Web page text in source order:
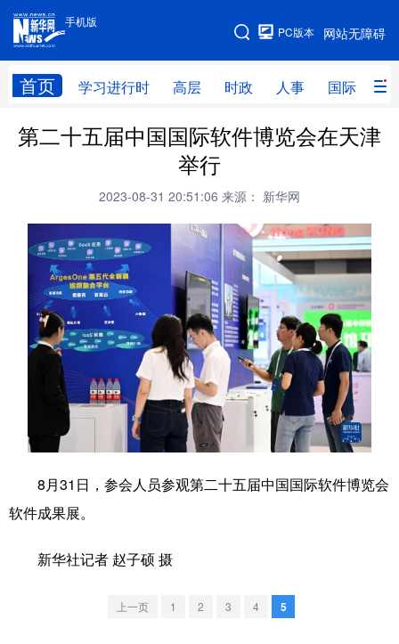
手机版
网站无障碍
PC版本
首页 学习进行时 高层 时政 人事 国际 财
手机版
网站地图
学习进行时 高层 时政 人事
全球连线
科技 科创 量子 体育
文化 健康 军事
访谈 视频 图片 政务
法律 中央文件 金融 汽车
食品 人居 信息化 数字经济
学术中国 乡村振兴 溯源中国
彩票
第二十五届中国国际软件博览会在天津
举行
2023-08-31 20:51:06 来源： 新华网
8月31日，参会人员参观第二十五届中国国际软件博览会
软件成果展。
新华社记者 赵子硕 摄
上一页 1 2 3 4 5